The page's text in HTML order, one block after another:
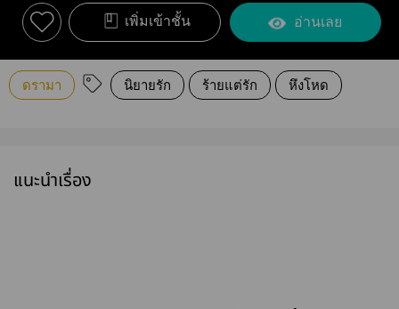
เพิ่มเข้าชั้น อ่านเลย
ดรามา นิยายรัก ร้ายแต่รัก หึงโหด
แนะนำเรื่อง